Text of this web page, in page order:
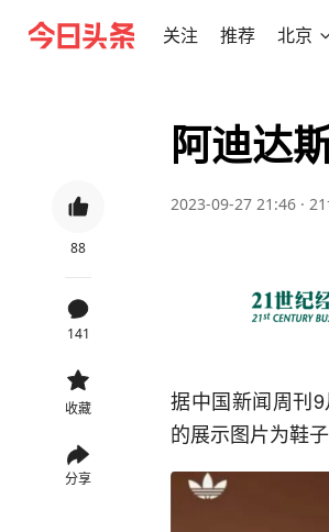
关注 推荐 北京
88
141
收藏
分享
阿迪达
2023-09-27 21:46 ·
据中国新闻周刊
的展示图片为鞋